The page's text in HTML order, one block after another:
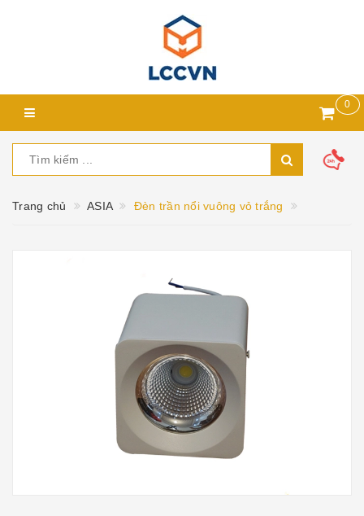
0
Trang chủ ASIA Đèn trần nổi vuông vỏ trắng